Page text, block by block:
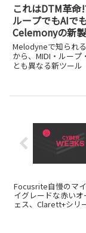
これはDTM革命
ループでもAIで
Celemonyの新
『Tonalic』の破
Melodyneで知られ
から、MIDI・ループ
とも異なる新ツール
Focusrite自慢のマ
イグレードな赤い
ェス、Clarett+シリ